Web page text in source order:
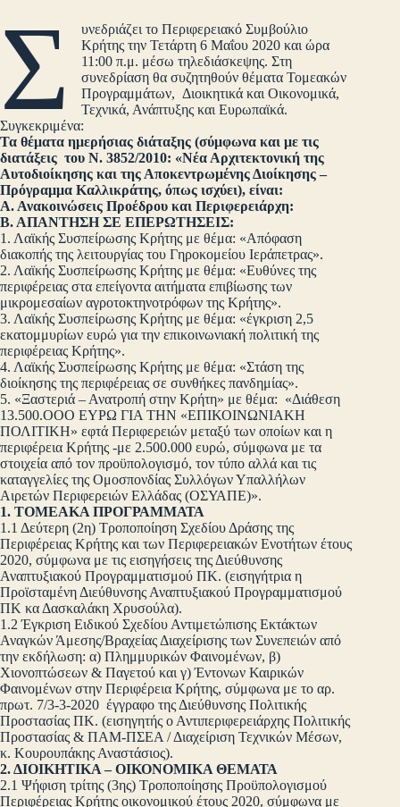
Σ
υνεδριάζει το Περιφερειακό Συμβούλιο
Κρήτης την Τετάρτη 6 Μαΐου 2020 και ώρα
11:00 π.μ. μέσω τηλεδιάσκεψης. Στη
συνεδρίαση θα συζητηθούν θέματα Τομεακών
Προγραμμάτων, Διοικητικά και Οικονομικά,
Τεχνικά, Ανάπτυξης και Ευρωπαϊκά.
Συγκεκριμένα:
Τα θέματα ημερήσιας διάταξης (σύμφωνα και με τις
διατάξεις του Ν. 3852/2010: «Νέα Αρχιτεκτονική της
Αυτοδιοίκησης και της Αποκεντρωμένης Διοίκησης –
Πρόγραμμα Καλλικράτης, όπως ισχύει), είναι:
Α. Ανακοινώσεις Προέδρου και Περιφερειάρχη:
Β. ΑΠΑΝΤΗΣΗ ΣΕ ΕΠΕΡΩΤΗΣΕΙΣ:
1. Λαϊκής Συσπείρωσης Κρήτης με θέμα: «Απόφαση
διακοπής της λειτουργίας του Γηροκομείου Ιεράπετρας».
2. Λαϊκής Συσπείρωσης Κρήτης με θέμα: «Ευθύνες της
περιφέρειας στα επείγοντα αιτήματα επιβίωσης των
μικρομεσαίων αγροτοκτηνοτρόφων της Κρήτης».
3. Λαϊκής Συσπείρωσης Κρήτης με θέμα: «έγκριση 2,5
εκατομμυρίων ευρώ για την επικοινωνιακή πολιτική της
περιφέρειας Κρήτης».
4. Λαϊκής Συσπείρωσης Κρήτης με θέμα: «Στάση της
διοίκησης της περιφέρειας σε συνθήκες πανδημίας».
5. «Ξαστεριά – Ανατροπή στην Κρήτη» με θέμα: «Διάθεση
13.500.ΟΟΟ ΕΥΡΩ ΓΙΑ ΤΗΝ «ΕΠΙΚΟΙΝΩΝΙΑΚΗ
ΠΟΛΙΤΙΚΗ» εφτά Περιφερειών μεταξύ των οποίων και η
περιφέρεια Κρήτης -με 2.500.000 ευρώ, σύμφωνα με τα
στοιχεία από τον προϋπολογισμό, τον τύπο αλλά και τις
καταγγελίες της Ομοσπονδίας Συλλόγων Υπαλλήλων
Αιρετών Περιφερειών Ελλάδας (ΟΣΥΑΠΕ)».
1. ΤΟΜΕΑΚΑ ΠΡΟΓΡΑΜΜΑΤΑ
1.1 Δεύτερη (2η) Τροποποίηση Σχεδίου Δράσης της
Περιφέρειας Κρήτης και των Περιφερειακών Ενοτήτων έτους
2020, σύμφωνα με τις εισηγήσεις της Διεύθυνσης
Αναπτυξιακού Προγραμματισμού ΠΚ. (εισηγήτρια η
Προϊσταμένη Διεύθυνσης Αναπτυξιακού Προγραμματισμού
ΠΚ κα Δασκαλάκη Χρυσούλα).
1.2 Έγκριση Ειδικού Σχεδίου Αντιμετώπισης Εκτάκτων
Αναγκών Άμεσης/Βραχείας Διαχείρισης των Συνεπειών από
την εκδήλωση: α) Πλημμυρικών Φαινομένων, β)
Χιονοπτώσεων & Παγετού και γ) Έντονων Καιρικών
Φαινομένων στην Περιφέρεια Κρήτης, σύμφωνα με το αρ.
πρωτ. 7/3-3-2020 έγγραφο της Διεύθυνσης Πολιτικής
Προστασίας ΠΚ. (εισηγητής ο Αντιπεριφερειάρχης Πολιτικής
Προστασίας & ΠΑΜ-ΠΣΕΑ / Διαχείριση Τεχνικών Μέσων,
κ. Κουρουπάκης Αναστάσιος).
2. ΔΙΟΙΚΗΤΙΚΑ – ΟΙΚΟΝΟΜΙΚΑ ΘΕΜΑΤΑ
2.1 Ψήφιση τρίτης (3ης) Τροποποίησης Προϋπολογισμού
Περιφέρειας Κρήτης οικονομικού έτους 2020, σύμφωνα με